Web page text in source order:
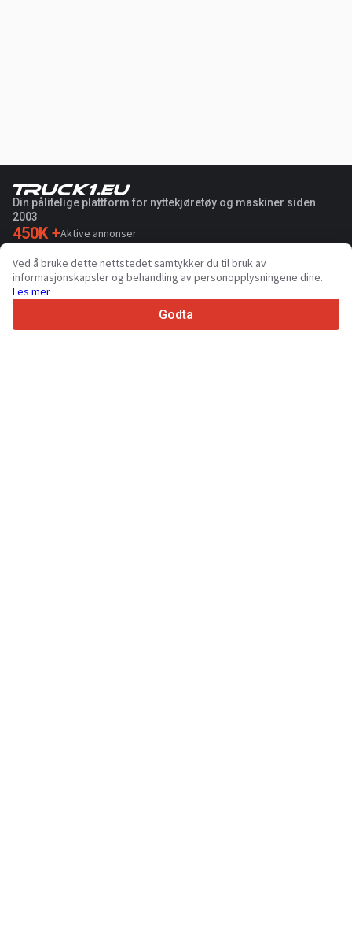
Din pålitelige plattform for nyttekjøretøy og maskiner siden
2003
450K +Aktive annonser
36 Støttede språk
4.7/5
Ved å bruke dette nettstedet samtykker du til bruk av
informasjonskapsler og behandling av personopplysningene dine.
Les mer
Godta